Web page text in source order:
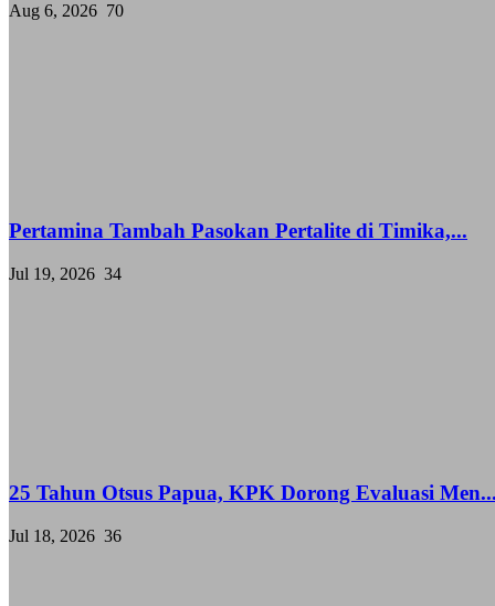
Aug 6, 2026 70
Pertamina Tambah Pasokan Pertalite di Timika,...
Jul 19, 2026 34
25 Tahun Otsus Papua, KPK Dorong Evaluasi
Jul 18, 2026 36